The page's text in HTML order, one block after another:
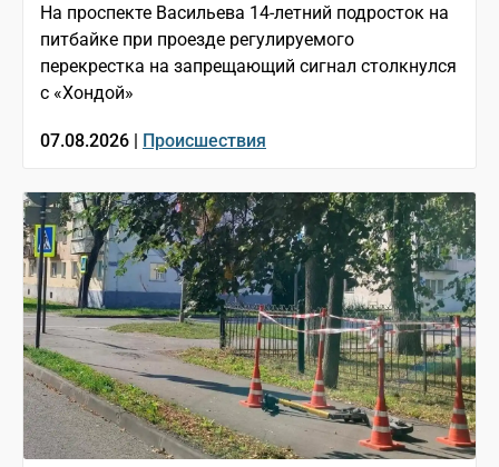
На проспекте Васильева 14-летний подросток на
питбайке при проезде регулируемого
перекрестка на запрещающий сигнал столкнулся
с «Хондой»
07.08.2026 | Происшествия